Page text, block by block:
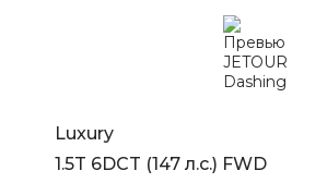
Luxury
1.5T 6DCT (147 л.с.) FWD